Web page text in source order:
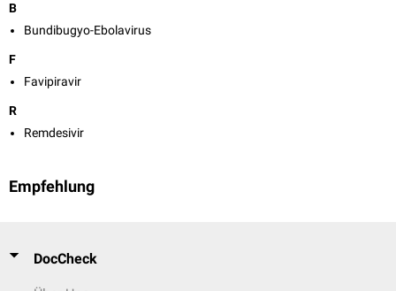
B
Bundibugyo-Ebolavirus
F
Favipiravir
R
Remdesivir
Empfehlung
DocCheck